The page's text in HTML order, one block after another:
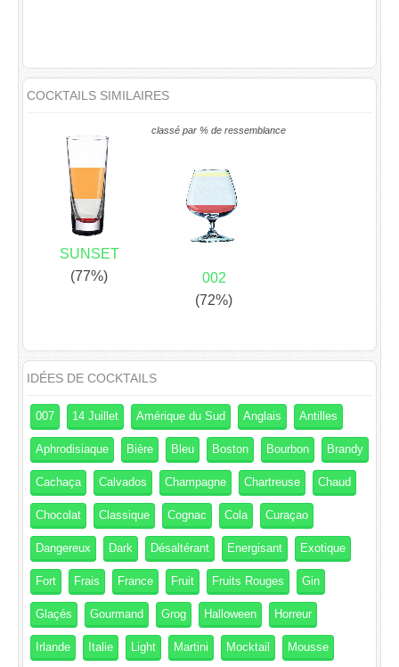
COCKTAILS SIMILAIRES
classé par % de ressemblance
SUNSET
(77%)
002
(72%)
IDÉES DE COCKTAILS
007 14 Juillet Amérique du Sud Anglais Antilles
Aphrodisiaque Bière Bleu Boston Bourbon Brandy
Cachaça Calvados Champagne Chartreuse Chaud
Chocolat Classique Cognac Cola Curaçao
Dangereux Dark Désaltérant Energisant Exotique
Fort Frais France Fruit Fruits Rouges Gin
Glaçés Gourmand Grog Halloween Horreur
Irlande Italie Light Martini Mocktail Mousse